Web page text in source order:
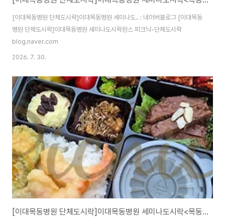
[이대목동병원 단체도시락]이대목동병원 세미나도.. : 네이버블로그 [이대목동
병원 단체도시락]이대목동병원 세미나도시락원스 피크닉-단체도시락
blog.naver.com
2026. 7. 30.
[이대목동병원 단체도시락]이대목동병원 세미나도시락<목동도시락/단체도시락/도시락케이터링:원스피크닉>